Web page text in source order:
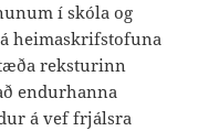
í skóla og
heimaskrifstofuna
reksturinn
endurhanna
á vef frjálsra